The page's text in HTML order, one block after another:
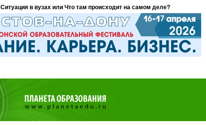
Ситуация в вузах или Что там происходит на самом деле?